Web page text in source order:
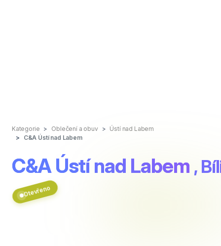
Kategorie Oblečení a obuv
Ústí nad Labem
C&A Ústí nad Labem
C&A Ústí nad Labem ,
Otevřeno